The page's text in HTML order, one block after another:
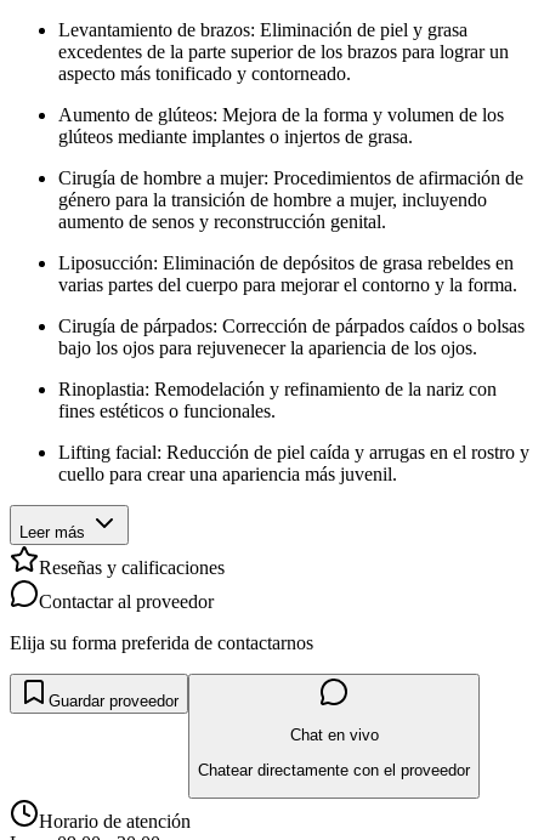
Levantamiento de brazos: Eliminación de piel y grasa
excedentes de la parte superior de los brazos para lograr un
aspecto más tonificado y contorneado.
Aumento de glúteos: Mejora de la forma y volumen de los
glúteos mediante implantes o injertos de grasa.
Cirugía de hombre a mujer: Procedimientos de afirmación de
género para la transición de hombre a mujer, incluyendo
aumento de senos y reconstrucción genital.
Liposucción: Eliminación de depósitos de grasa rebeldes en
varias partes del cuerpo para mejorar el contorno y la forma.
Cirugía de párpados: Corrección de párpados caídos o bolsas
bajo los ojos para rejuvenecer la apariencia de los ojos.
Rinoplastia: Remodelación y refinamiento de la nariz con
fines estéticos o funcionales.
Lifting facial: Reducción de piel caída y arrugas en el rostro y
cuello para crear una apariencia más juvenil.
Leer más
Reseñas y calificaciones
Contactar al proveedor
Elija su forma preferida de contactarnos
Guardar proveedor
Chat en vivo
Chatear directamente con el proveedor
Horario de atención